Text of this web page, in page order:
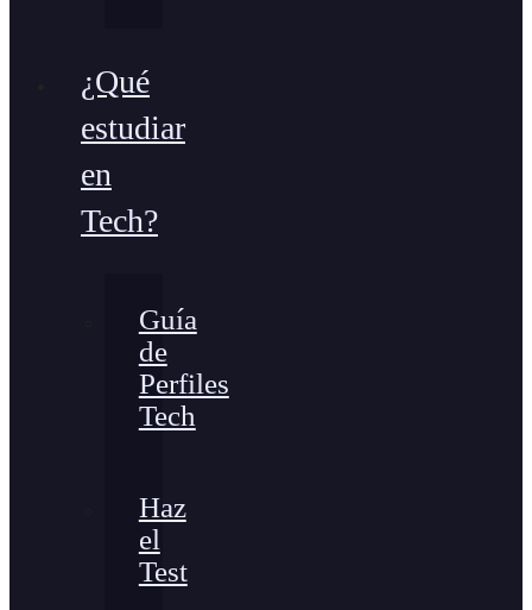
¿Qué
estudiar
en
Tech?
Guía
de
Perfiles
Tech
Haz
el
Test